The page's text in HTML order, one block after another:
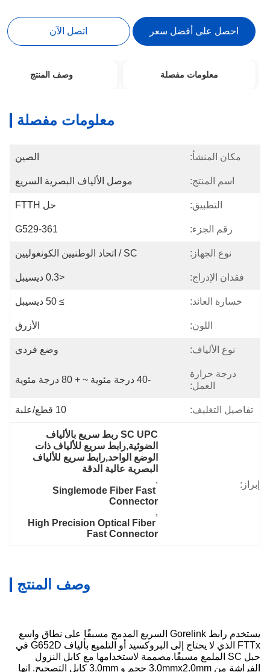
احصل على أفضل سعر اتصل الآن
معلومات مفصلة وصف المنتج
معلومات مفصلة
مكان المنشأ: الصين
اسم المنتج: موصل الألياف البصرية السريع
التطبيق: حل FTTH
رقم الجزء: G529-361
نوع الجهاز: SC / اتحاد الوطنيين الكونغوليين
فقدان الإدراج: <0.3 ديسيبل
خسارة العائد: ≥ 50 ديسيبل
اللون: الأزرق
نوع الألياف: وضع فردي
درجة حرارة
العمل:
تفاصيل التغليف: 10 قطع/علبة
إبراز:
SC UPC ربط سريع بالألياف
الضوئية,رابط سريع للألياف ذات
الوضع الواحد,رابط سريع للألياف
البصرية عالية الدقة
,
Singlemode Fiber Fast
Connector
,
High Precision Optical Fiber
Fast Connector
وصف المنتج
يستخدم رابط Gorelink السريع المدمج مسبقًا على نطاق واسع
FTTx الذي لا يحتاج إلى البروكسيد أو التلميع بألياف G652D في
حبل SC الملمع مسبقًا.مصممة لاستخدامها مع كابل النزول
الفراشة من 3.0mmx2.0mm حجم و 3.0mm كابل التصحيح. انها